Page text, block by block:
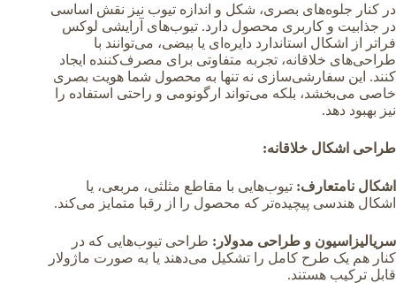
در کنار جلوه‌های بصری، شکل و اندازه تیوب نیز نقش اساسی
در جذابیت و کاربری محصول دارد. تیوب‌های آرایشی لوکس
فراتر از اشکال استاندارد دایره‌ای یا بیضی، می‌توانند با
طراحی‌های خلاقانه، تجربه متفاوتی برای مصرف‌کننده ایجاد
کنند. این سفارشی‌سازی نه تنها به محصول شما هویت بصری
خاصی می‌بخشد، بلکه می‌تواند ارگونومی و راحتی استفاده را
نیز بهبود دهد.
طراحی اشکال خلاقانه:
اشکال نامتعارف: تیوب‌هایی با مقاطع مثلثی، مربعی، یا
اشکال هندسی پیچیده‌تر که محصول را از رقبا متمایز می‌کند.
سریالیزاسیون و طراحی مدولار: طراحی تیوب‌هایی که در
کنار هم یک طرح کامل را تشکیل می‌دهند یا به صورت ماژولار
قابل ترکیب هستند.